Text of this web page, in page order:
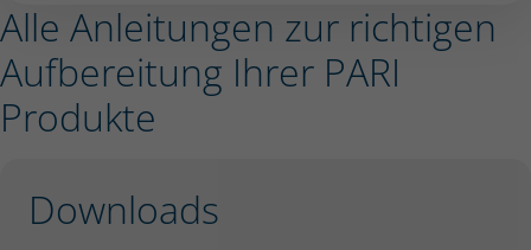
Alle Anleitungen zur richtigen
Aufbereitung Ihrer PARI
Produkte
Downloads